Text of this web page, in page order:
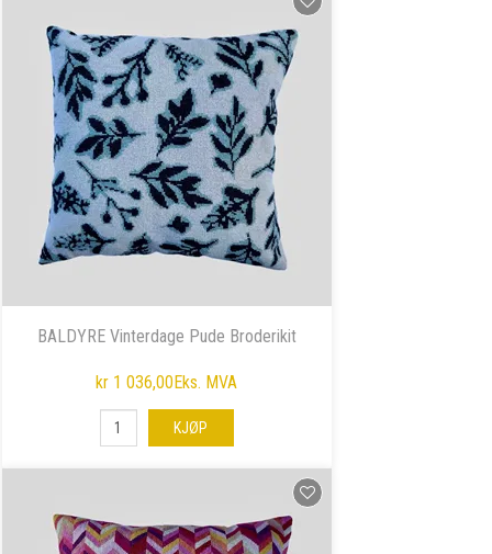
BALDYRE Vinterdage Pude Broderikit
kr 1 036,00Eks. MVA
KJØP